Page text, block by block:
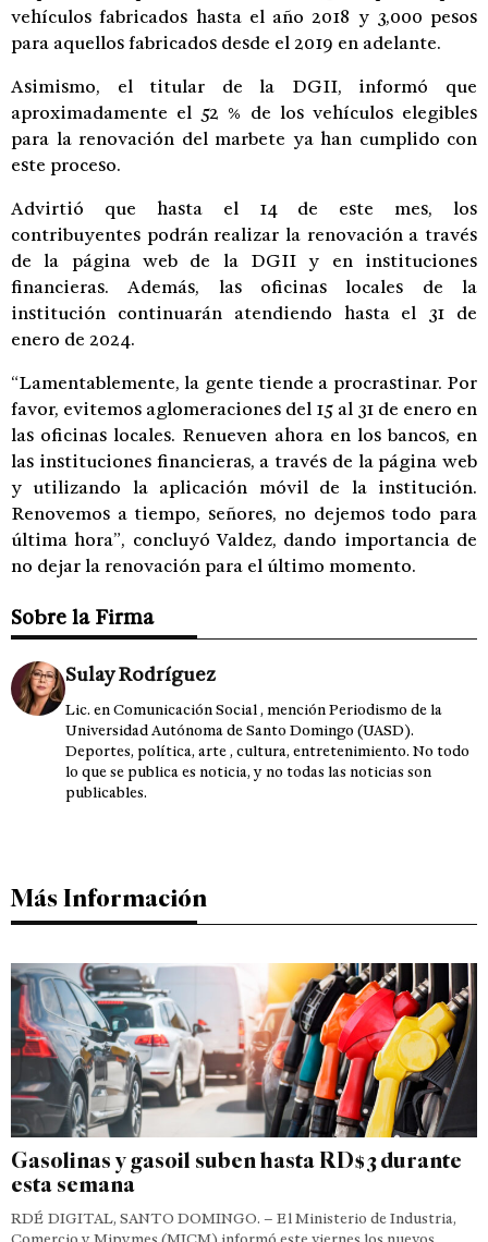
vehículos fabricados hasta el año 2018 y 3,000 pesos
para aquellos fabricados desde el 2019 en adelante.
Asimismo, el titular de la DGII, informó que
aproximadamente el 52 % de los vehículos elegibles
para la renovación del marbete ya han cumplido con
este proceso.
Advirtió que hasta el 14 de este mes, los
contribuyentes podrán realizar la renovación a través
de la página web de la DGII y en instituciones
financieras. Además, las oficinas locales de la
institución continuarán atendiendo hasta el 31 de
enero de 2024.
“Lamentablemente, la gente tiende a procrastinar. Por
favor, evitemos aglomeraciones del 15 al 31 de enero en
las oficinas locales. Renueven ahora en los bancos, en
las instituciones financieras, a través de la página web
y utilizando la aplicación móvil de la institución.
Renovemos a tiempo, señores, no dejemos todo para
última hora”, concluyó Valdez, dando importancia de
no dejar la renovación para el último momento.
Sobre la Firma
Sulay Rodríguez
Lic. en Comunicación Social , mención Periodismo de la
Universidad Autónoma de Santo Domingo (UASD).
Deportes, política, arte , cultura, entretenimiento. No todo
lo que se publica es noticia, y no todas las noticias son
publicables.
Más Información
Gasolinas y gasoil suben hasta RD$3 durante
esta semana
RDÉ DIGITAL, SANTO DOMINGO. – El Ministerio de Industria,